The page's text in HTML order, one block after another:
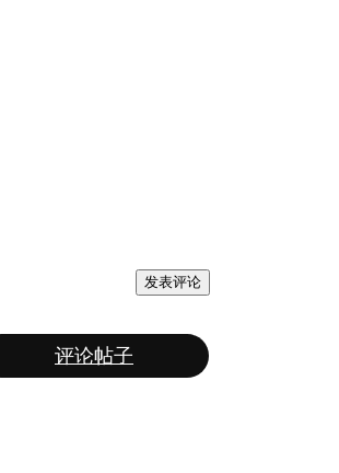
发表评论
评论帖子